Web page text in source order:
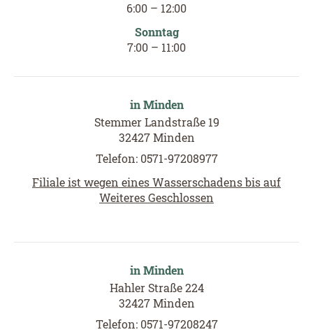
6:00 – 12:00
Sonntag
7:00 – 11:00
in Minden
Stemmer Landstraße 19
32427 Minden
Telefon: 0571-97208977
Filiale ist wegen eines Wasserschadens bis auf
Weiteres Geschlossen
in Minden
Hahler Straße 224
32427 Minden
Telefon: 0571-97208247